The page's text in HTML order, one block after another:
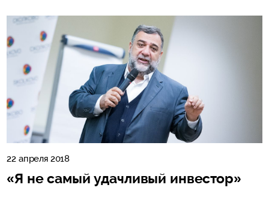
22 апреля 2018
«Я не самый удачливый инвестор»